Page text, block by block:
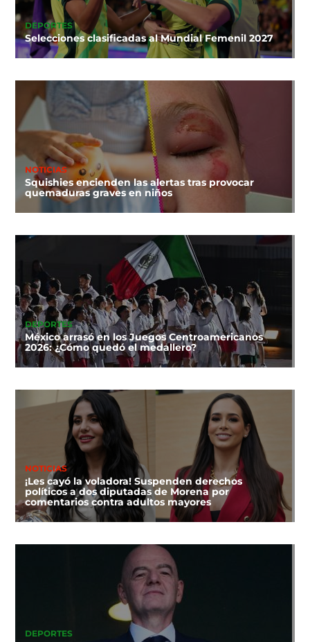
DEPORTES
Selecciones clasificadas al Mundial Femenil 2027
NOTICIAS
Squishies encienden las alertas tras provocar
quemaduras graves en niños
DEPORTES
México arrasó en los Juegos Centroamericanos
2026: ¿Cómo quedó el medallero?
NOTICIAS
¡Les cayó la voladora! Suspenden derechos
políticos a dos diputadas de Morena por
comentarios contra adultos mayores
DEPORTES